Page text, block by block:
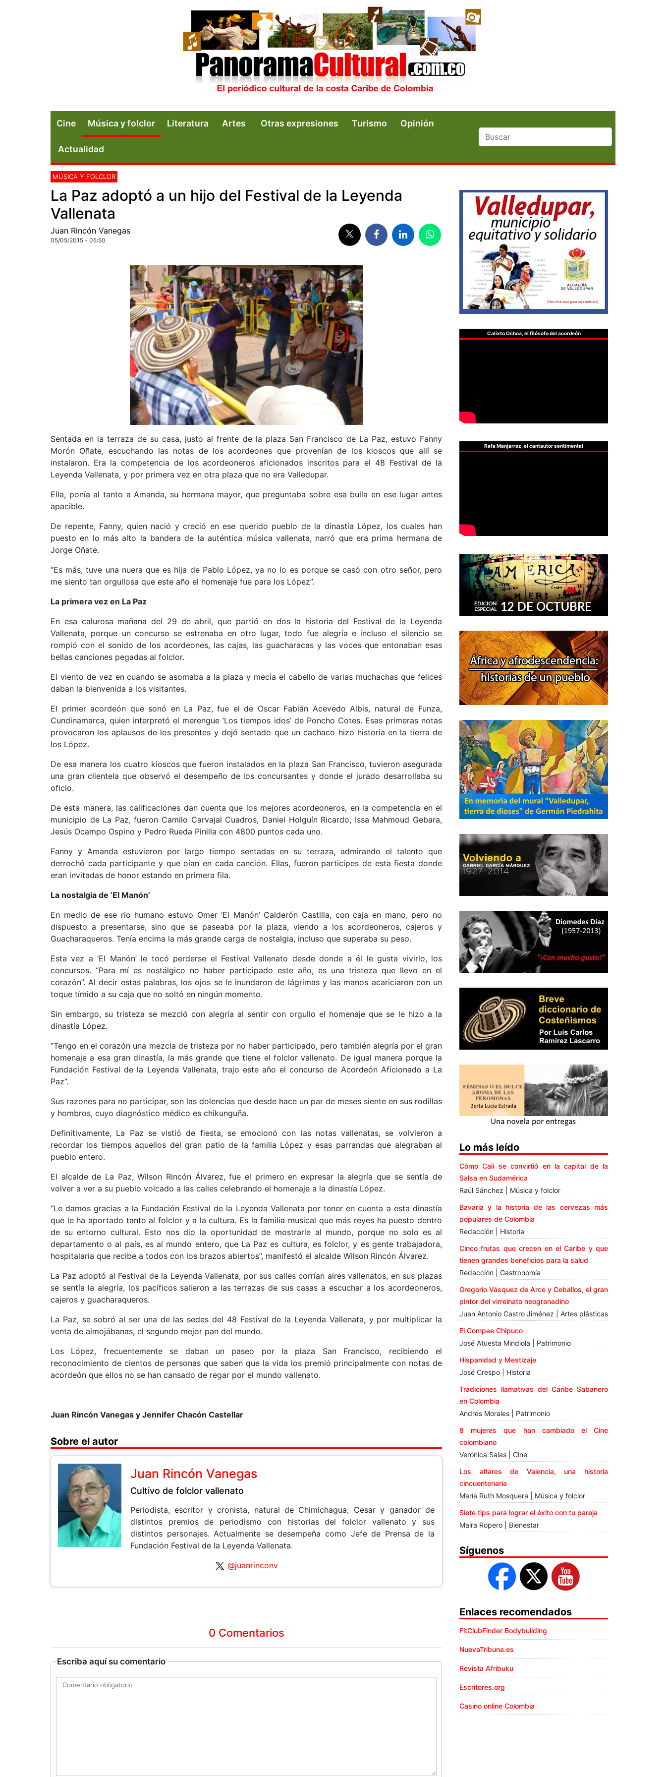
Cine Música y folclor Literatura Artes Otras expresiones Turismo Opinión
Actualidad
MÚSICA Y FOLCLOR
La Paz adoptó a un hijo del Festival de la Leyenda
Vallenata
Juan Rincón Vanegas
05/05/2015 - 05:50
Sentada en la terraza de su casa, justo al frente de la plaza San Francisco de La Paz, estuvo Fanny
Morón Oñate, escuchando las notas de los acordeones que provenían de los kioscos que allí se
instalaron. Era la competencia de los acordeoneros aficionados inscritos para el 48 Festival de la
Leyenda Vallenata, y por primera vez en otra plaza que no era Valledupar.
Ella, ponía al tanto a Amanda, su hermana mayor, que preguntaba sobre esa bulla en ese lugar antes
apacible.
De repente, Fanny, quien nació y creció en ese querido pueblo de la dinastía López, los cuales han
puesto en lo más alto la bandera de la auténtica música vallenata, narró que era prima hermana de
Jorge Oñate.
“Es más, tuve una nuera que es hija de Pablo López, ya no lo es porque se casó con otro señor, pero
me siento tan orgullosa que este año el homenaje fue para los López”.
La primera vez en La Paz
En esa calurosa mañana del 29 de abril, que partió en dos la historia del Festival de la Leyenda
Vallenata, porque un concurso se estrenaba en otro lugar, todo fue alegría e incluso el silencio se
rompió con el sonido de los acordeones, las cajas, las guacharacas y las voces que entonaban esas
bellas canciones pegadas al folclor.
El viento de vez en cuando se asomaba a la plaza y mecía el cabello de varias muchachas que felices
daban la bienvenida a los visitantes.
El primer acordeón que sonó en La Paz, fue el de Oscar Fabián Acevedo Albis, natural de Funza,
Cundinamarca, quien interpretó el merengue ‘Los tiempos idos’ de Poncho Cotes. Esas primeras notas
provocaron los aplausos de los presentes y dejó sentado que un cachaco hizo historia en la tierra de
los López.
De esa manera los cuatro kioscos que fueron instalados en la plaza San Francisco, tuvieron asegurada
una gran clientela que observó el desempeño de los concursantes y donde el jurado desarrollaba su
oficio.
De esta manera, las calificaciones dan cuenta que los mejores acordeoneros, en la competencia en el
municipio de La Paz, fueron Camilo Carvajal Cuadros, Daniel Holguín Ricardo, Issa Mahmoud Gebara,
Jesús Ocampo Ospino y Pedro Rueda Pinilla con 4800 puntos cada uno.
Fanny y Amanda estuvieron por largo tiempo sentadas en su terraza, admirando el talento que
derrochó cada participante y que oían en cada canción. Ellas, fueron participes de esta fiesta donde
eran invitadas de honor estando en primera fila.
La nostalgia de ‘El Manón’
En medio de ese rio humano estuvo Omer ‘El Manón’ Calderón Castilla, con caja en mano, pero no
dispuesto a presentarse, sino que se paseaba por la plaza, viendo a los acordeoneros, cajeros y
Guacharaqueros. Tenía encima la más grande carga de nostalgia, incluso que superaba su peso.
Esta vez a ‘El Manón’ le tocó perderse el Festival Vallenato desde donde a él le gusta vivirlo, los
concursos. “Para mí es nostálgico no haber participado este año, es una tristeza que llevo en el
corazón”. Al decir estas palabras, los ojos se le inundaron de lágrimas y las manos acariciaron con un
toque tímido a su caja que no soltó en ningún momento.
Sin embargo, su tristeza se mezcló con alegría al sentir con orgullo el homenaje que se le hizo a la
dinastía López.
“Tengo en el corazón una mezcla de tristeza por no haber participado, pero también alegría por el gran
homenaje a esa gran dinastía, la más grande que tiene el folclor vallenato. De igual manera porque la
Fundación Festival de la Leyenda Vallenata, trajo este año el concurso de Acordeón Aficionado a La
Paz”.
Sus razones para no participar, son las dolencias que desde hace un par de meses siente en sus rodillas
y hombros, cuyo diagnóstico médico es chikunguña.
Definitivamente, La Paz se vistió de fiesta, se emocionó con las notas vallenatas, se volvieron a
recordar los tiempos aquellos del gran patio de la familia López y esas parrandas que alegraban al
pueblo entero.
El alcalde de La Paz, Wilson Rincón Álvarez, fue el primero en expresar la alegría que se sentía de
volver a ver a su pueblo volcado a las calles celebrando el homenaje a la dinastía López.
“Le damos gracias a la Fundación Festival de la Leyenda Vallenata por tener en cuenta a esta dinastía
que le ha aportado tanto al folclor y a la cultura. Es la familia musical que más reyes ha puesto dentro
de su entorno cultural. Esto nos dio la oportunidad de mostrarle al mundo, porque no solo es al
departamento o al país, es al mundo entero, que La Paz es cultura, es folclor, y es gente trabajadora,
hospitalaria que recibe a todos con los brazos abiertos”, manifestó el alcalde Wilson Rincón Álvarez.
La Paz adoptó al Festival de la Leyenda Vallenata, por sus calles corrían aires vallenatos, en sus plazas
se sentía la alegría, los pacíficos salieron a las terrazas de sus casas a escuchar a los acordeoneros,
cajeros y guacharaqueros.
La Paz, se sobró al ser una de las sedes del 48 Festival de la Leyenda Vallenata, y por multiplicar la
venta de almojábanas, el segundo mejor pan del mundo.
Los López, frecuentemente se daban un paseo por la plaza San Francisco, recibiendo el
reconocimiento de cientos de personas que saben que la vida los premió principalmente con notas de
acordeón que ellos no se han cansado de regar por el mundo vallenato.
Juan Rincón Vanegas y Jennifer Chacón Castellar
Sobre el autor
Juan Rincón Vanegas
Cultivo de folclor vallenato
Periodista, escritor y cronista, natural de Chimichagua, Cesar y ganador de
distintos premios de periodismo con historias del folclor vallenato y sus
distintos personajes. Actualmente se desempeña como Jefe de Prensa de la
Fundación Festival de la Leyenda Vallenata.
@juanrinconv
0 Comentarios
Escriba aquí su comentario
Calixto Ochoa, el filósofo del acordeón
Rafa Manjarrez, el cantautor sentimental
Lo más leído
Cómo Cali se convirtió en la capital de la
Salsa en Sudamérica
Raúl Sánchez | Música y folclor
Bavaria y la historia de las cervezas más
populares de Colombia
Redacción | Historia
Cinco frutas que crecen en el Caribe y que
tienen grandes beneficios para la salud
Redacción | Gastronomía
Gregorio Vásquez de Arce y Ceballos, el gran
pintor del virreinato neogranadino
Juan Antonio Castro Jiménez | Artes plásticas
El Compae Chipuco
José Atuesta Mindiola | Patrimonio
Hispanidad y Mestizaje
José Crespo | Historia
Tradiciones llamativas del Caribe Sabanero
en Colombia
Andrés Morales | Patrimonio
8 mujeres que han cambiado el Cine
colombiano
Verónica Salas | Cine
Los altares de Valencia, una historia
cincuentenaria
María Ruth Mosquera | Música y folclor
Siete tips para lograr el éxito con tu pareja
Maira Ropero | Bienestar
Síguenos
Enlaces recomendados
FitClubFinder Bodybuilding
NuevaTribuna.es
Revista Afribuku
Escritores.org
Casino online Colombia